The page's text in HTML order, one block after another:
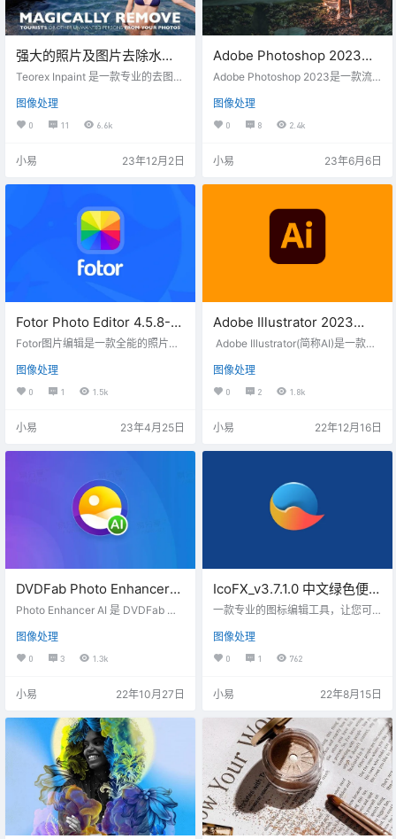
强大的照片及图片去除水印/
瑕疵工具-Inpaint 10.2.3特
Teorex Inpaint 是一款专业的去图片
不想要的部分，自动擦出图片上的
水印、划痕、污渍、标志等瑕疵。
软件可以根据图片附近区域进行重
图像处理
0 11 6.6k
小易 23年12月2日
Adobe Photoshop 2023
24.5.0.500 特别版
Adobe Photoshop 2023是一款流
为平面设计领域和数字图像处理行
业的标准工具，它提供丰富的功能
和工具，帮助用户进行图像编辑、
oshop 2023正式版是最新更新的版
除工具 3、上下文任务栏 4、渐变官
图像处理
0 8 2.4k
小易 23年6月6日
Fotor Photo Editor 4.5.8-多
功能图片综合处理工具中文
Fotor图片编辑是一款全能的照片编
求。你可以一键优化照片、裁剪旋
转、调整亮度、美化人像、移除照
片背景、应用照片滤镜等等。
图像处理
0 1 1.5k
小易 23年4月25日
Adobe Illustrator 2023
v27.1.1.196 特别版-矢量图像
Adobe Illustrator(简称AI)是一款专
工具，您可以制作适用于印刷、We
b、视频和移动设备的徽标、图标、
绘图、版式和插图的矢量图设计，
广告牌）的数字图形或图像。 本版
的通知提示- 此免激活处理可使…
图像处理
0 2 1.8k
小易 22年12月16日
DVDFab Photo Enhancer
AI v1.1.2.3-AI图像增强软件
Photo Enhancer AI 是 DVDFab 旗
深卷积神经网路和经过超百万个专
业增强样本的训练，Photo Enhanc
er AI可以放大像素化照片而不造成
细节。可以轻松（需要显卡支持）
为照片添加卡通效果，锐化模糊的
照片，以及给黑白照片上色。与其
花费数小时逐张设定照片，不如使
用Photo Enh…
图像处理
0 3 1.3k
小易 22年10月27日
IcoFX_v3.7.1.0 中文绿色便携
版-专业图标制作编辑工具
一款专业的图标编辑工具，让您可
标及光标。内置 40 多种效果和滤
镜，具备强大的亮度、对比度、饱
和度、色调等调整工具。
图像处理
0 1 762
小易 22年8月15日